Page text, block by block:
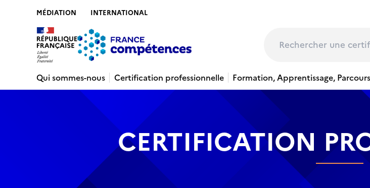
MÉDIATION INTERNATIONAL
Qui sommes-nous
Certification professionnelle Formation, Apprentissage,
CERTIFICATION